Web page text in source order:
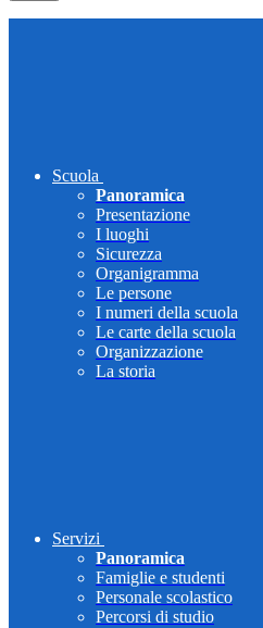
Scuola
Panoramica
Presentazione
I luoghi
Sicurezza
Organigramma
Le persone
I numeri della scuola
Le carte della scuola
Organizzazione
La storia
Servizi
Panoramica
Famiglie e studenti
Personale scolastico
Percorsi di studio